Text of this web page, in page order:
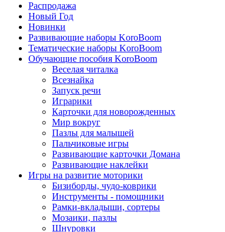
Распродажа
Новый Год
Новинки
Развивающие наборы KoroBoom
Тематические наборы KoroBoom
Обучающие пособия KoroBoom
Веселая читалка
Всезнайка
Запуск речи
Играрики
Карточки для новорожденных
Мир вокруг
Пазлы для малышей
Пальчиковые игры
Развивающие карточки Домана
Развивающие наклейки
Игры на развитие моторики
Бизиборды, чудо-коврики
Инструменты - помощники
Рамки-вкладыши, сортеры
Мозаики, пазлы
Шнуровки